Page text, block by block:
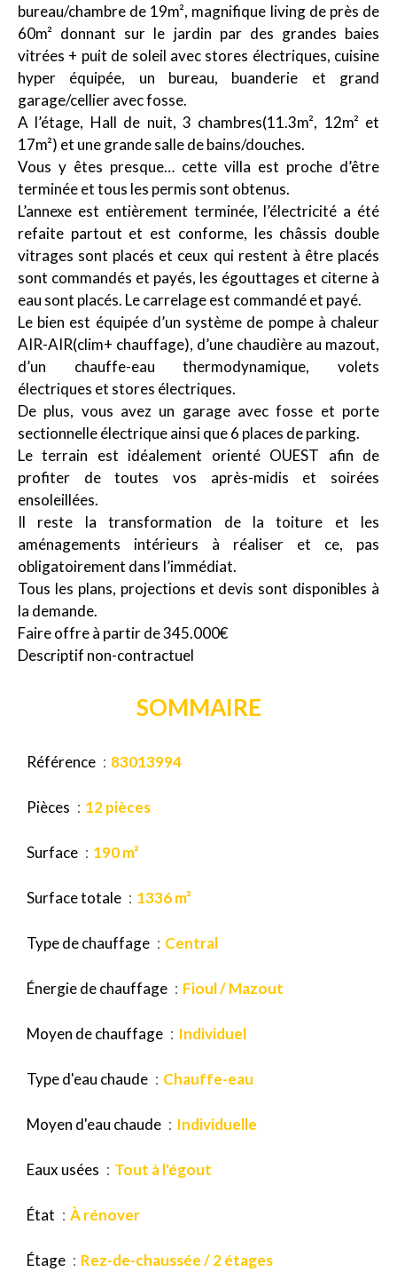
bureau/chambre de 19m², magnifique living de près de
60m² donnant sur le jardin par des grandes baies
vitrées + puit de soleil avec stores électriques, cuisine
hyper équipée, un bureau, buanderie et grand
garage/cellier avec fosse.
A l’étage, Hall de nuit, 3 chambres(11.3m², 12m² et
17m²) et une grande salle de bains/douches.
Vous y êtes presque… cette villa est proche d’être
terminée et tous les permis sont obtenus.
L’annexe est entièrement terminée, l’électricité a été
refaite partout et est conforme, les châssis double
vitrages sont placés et ceux qui restent à être placés
sont commandés et payés, les égouttages et citerne à
eau sont placés. Le carrelage est commandé et payé.
Le bien est équipée d’un système de pompe à chaleur
AIR-AIR(clim+ chauffage), d’une chaudière au mazout,
d’un chauffe-eau thermodynamique, volets
électriques et stores électriques.
De plus, vous avez un garage avec fosse et porte
sectionnelle électrique ainsi que 6 places de parking.
Le terrain est idéalement orienté OUEST afin de
profiter de toutes vos après-midis et soirées
ensoleillées.
Il reste la transformation de la toiture et les
aménagements intérieurs à réaliser et ce, pas
obligatoirement dans l’immédiat.
Tous les plans, projections et devis sont disponibles à
la demande.
Faire offre à partir de 345.000€
Descriptif non-contractuel
SOMMAIRE
Référence 83013994
Pièces 12 pièces
Surface 190 m²
Surface totale 1336 m²
Type de chauffage Central
Énergie de chauffage Fioul / Mazout
Moyen de chauffage Individuel
Type d'eau chaude Chauffe-eau
Moyen d'eau chaude Individuelle
Eaux usées Tout à l'égout
État À rénover
Étage Rez-de-chaussée / 2 étages